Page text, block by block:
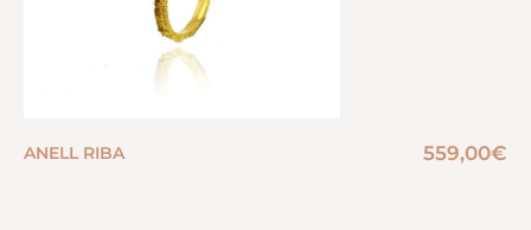
ANELL RIBA 559,00€